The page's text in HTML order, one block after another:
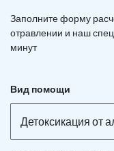
Заполните форму
отравлении и наш
минут
Вид помощи
Детоксикация от